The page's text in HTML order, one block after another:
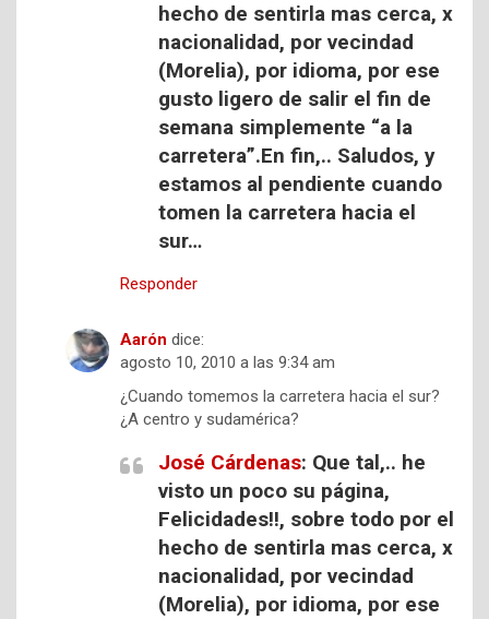
hecho de sentirla mas cerca, x
nacionalidad, por vecindad
(Morelia), por idioma, por ese
gusto ligero de salir el fin de
semana simplemente “a la
carretera”.En fin,.. Saludos, y
estamos al pendiente cuando
tomen la carretera hacia el
sur…
Responder
Aarón dice:
agosto 10, 2010 a las 9:34 am
¿Cuando tomemos la carretera hacia el sur?
¿A centro y sudamérica?
José Cárdenas: Que tal,.. he
visto un poco su página,
Felicidades!!, sobre todo por el
hecho de sentirla mas cerca, x
nacionalidad, por vecindad
(Morelia), por idioma, por ese